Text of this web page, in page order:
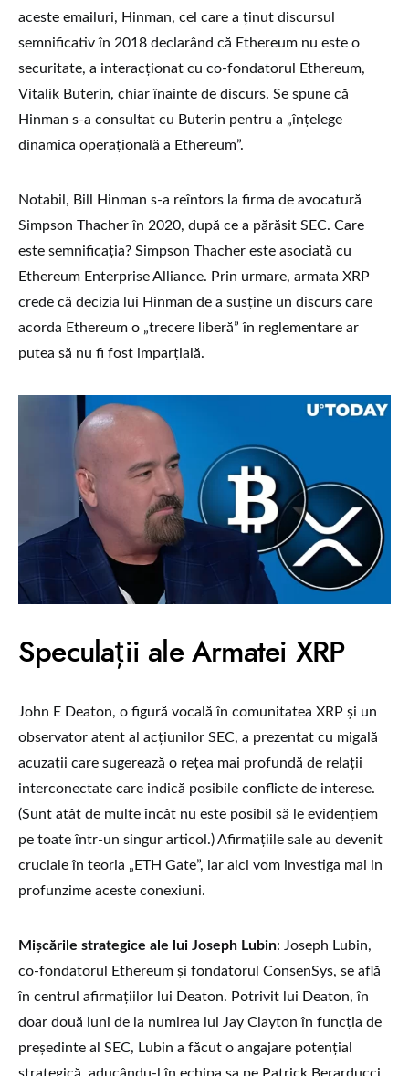
aceste emailuri, Hinman, cel care a ținut discursul
semnificativ în 2018 declarând că Ethereum nu este o
securitate, a interacționat cu co-fondatorul Ethereum,
Vitalik Buterin, chiar înainte de discurs. Se spune că
Hinman s-a consultat cu Buterin pentru a „înțelege
dinamica operațională a Ethereum”.
Notabil, Bill Hinman s-a reîntors la firma de avocatură
Simpson Thacher în 2020, după ce a părăsit SEC. Care
este semnificația? Simpson Thacher este asociată cu
Ethereum Enterprise Alliance. Prin urmare, armata XRP
crede că decizia lui Hinman de a susține un discurs care
acorda Ethereum o „trecere liberă” în reglementare ar
putea să nu fi fost imparțială.
Speculații ale Armatei XRP
John E Deaton, o figură vocală în comunitatea XRP și un
observator atent al acțiunilor SEC, a prezentat cu migală
acuzații care sugerează o rețea mai profundă de relații
interconectate care indică posibile conflicte de interese.
(Sunt atât de multe încât nu este posibil să le evidențiem
pe toate într-un singur articol.) Afirmațiile sale au devenit
cruciale în teoria „ETH Gate”, iar aici vom investiga mai in
profunzime aceste conexiuni.
Mișcările strategice ale lui Joseph Lubin: Joseph Lubin,
co-fondatorul Ethereum și fondatorul ConsenSys, se află
în centrul afirmațiilor lui Deaton. Potrivit lui Deaton, în
doar două luni de la numirea lui Jay Clayton în funcția de
președinte al SEC, Lubin a făcut o angajare potențial